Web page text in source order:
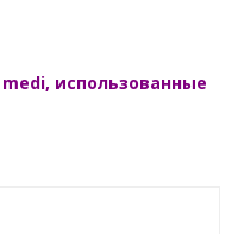
использованные